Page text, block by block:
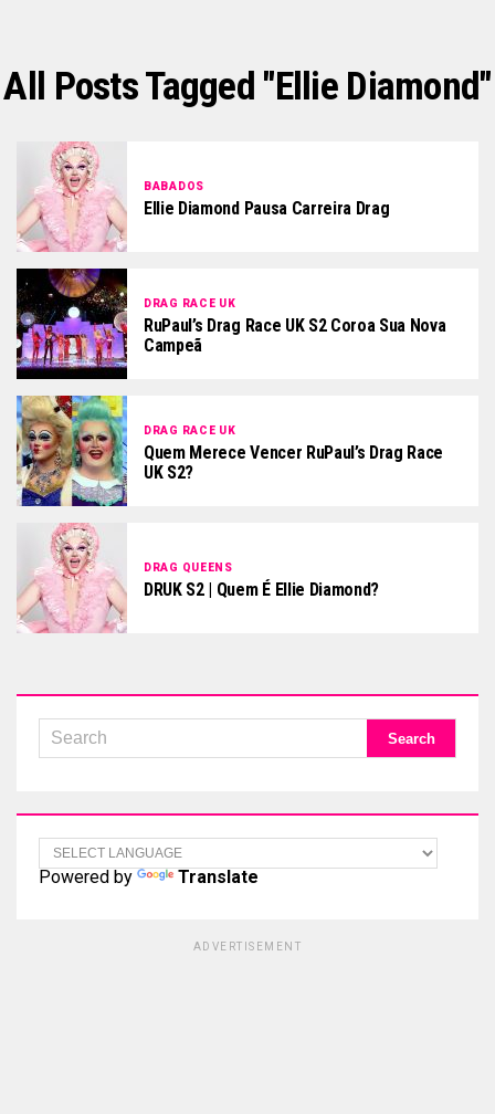
All Posts Tagged "ellie Diamond"
BABADOS
Ellie Diamond Pausa Carreira Drag
DRAG RACE UK
RuPaul’s Drag Race UK S2 Coroa Sua Nova
Campeã
DRAG RACE UK
Quem Merece Vencer RuPaul’s Drag Race
UK S2?
DRAG QUEENS
DRUK S2 | Quem É Ellie Diamond?
Powered by Translate
ADVERTISEMENT